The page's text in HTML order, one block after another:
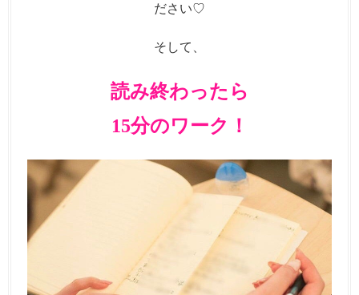
ださい♡
そして、
読み終わったら
15分のワーク！